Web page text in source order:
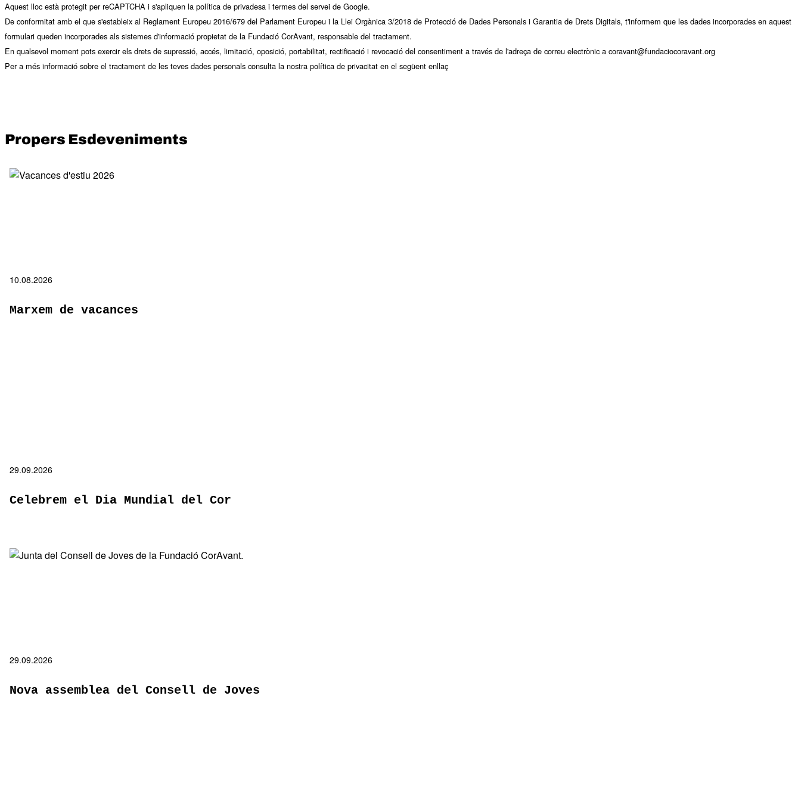
Aquest lloc està protegit per reCAPTCHA i s'apliquen la política de privadesa i termes del servei de Google.
De conformitat amb el que s'estableix al Reglament Europeu 2016/679 del Parlament Europeu i la Llei Orgànica 3/2018 de Protecció de Dades Personals i Garantia de Drets Digitals, t'informem que les dades incorporades en aquest
formulari queden incorporades als sistemes d'informació propietat de la Fundació CorAvant, responsable del tractament.
En qualsevol moment pots exercir els drets de supressió, accés, limitació, oposició, portabilitat, rectificació i revocació del consentiment a través de l'adreça de correu electrònic a coravant@fundaciocoravant.org
Per a més informació sobre el tractament de les teves dades personals consulta la nostra política de privacitat en el següent enllaç
Propers Esdeveniments
10.08.2026
Marxem de vacances
29.09.2026
Celebrem el Dia Mundial del Cor
29.09.2026
Nova assemblea del Consell de Joves